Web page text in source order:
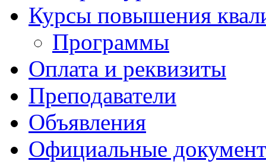
Курсы повышения
Программы
Оплата и реквизиты
Преподаватели
Объявления
Официальные